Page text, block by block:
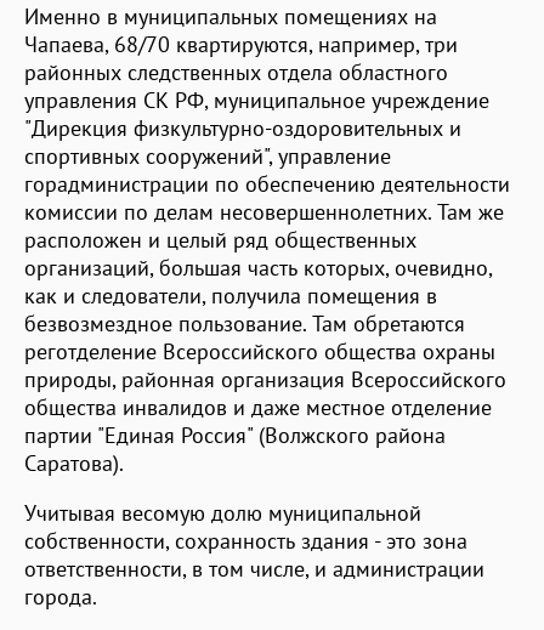
Именно в муниципальных помещениях на
Чапаева, 68/70 квартируются, например, три
районных следственных отдела областного
управления СК РФ, муниципальное учреждение
"Дирекция физкультурно-оздоровительных и
спортивных сооружений", управление
горадминистрации по обеспечению деятельности
комиссии по делам несовершеннолетних. Там же
расположен и целый ряд общественных
организаций, большая часть которых, очевидно,
как и следователи, получила помещения в
безвозмездное пользование. Там обретаются
реготделение Всероссийского общества охраны
природы, районная организация Всероссийского
общества инвалидов и даже местное отделение
партии "Единая Россия" (Волжского района
Саратова).
Учитывая весомую долю муниципальной
собственности, сохранность здания - это зона
ответственности, в том числе, и администрации
города.